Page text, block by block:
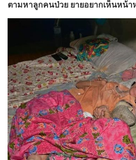
ตามหาลูกคนป่วย ยายอยากเห็นหน้า